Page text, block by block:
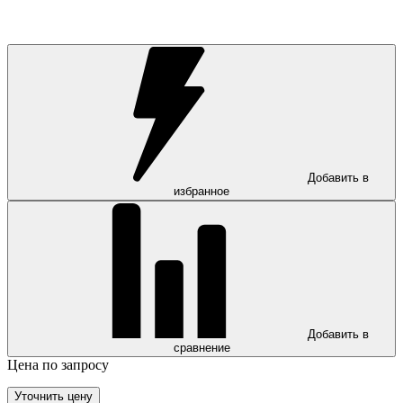
Добавить в
избранное
Добавить в
сравнение
Цена по запросу
Уточнить цену